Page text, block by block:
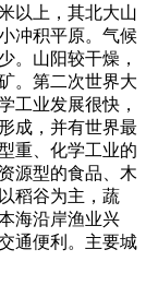
以上，其北大山
冲积平原。气候
。山阳较干燥，
。第二次世界大
工业发展很快，
成，并有世界最
重、化学工业的
源型的食品、木
稻谷为主，蔬
海沿岸渔业兴
通便利。主要城